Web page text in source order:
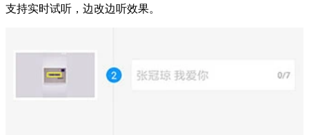
支持实时试听，边改边听效果。